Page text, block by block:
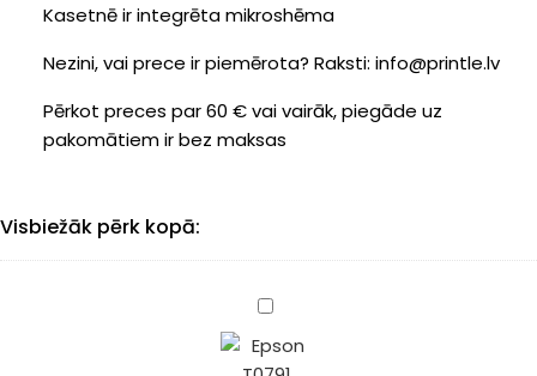
Kasetnē ir integrēta mikroshēma
Nezini, vai prece ir piemērota? Raksti: info@printle.lv
Pērkot preces par 60 € vai vairāk, piegāde uz
pakomātiem ir bez maksas
Visbiežāk pērk kopā:
Epson
(C13T07914010)